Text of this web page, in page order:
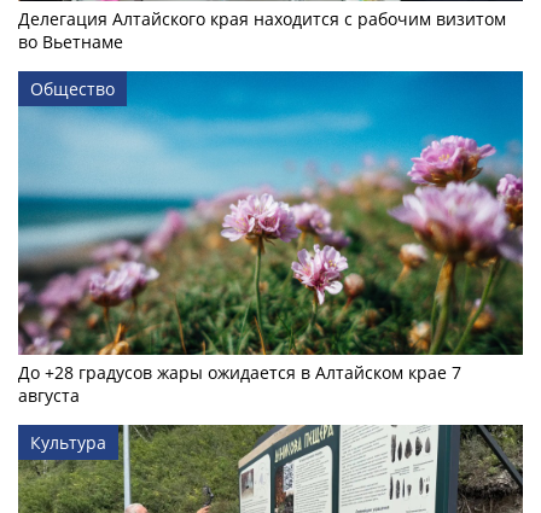
Делегация Алтайского края находится с рабочим визитом
во Вьетнаме
Общество
До +28 градусов жары ожидается в Алтайском крае 7
августа
Культура